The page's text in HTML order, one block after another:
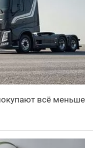
всё меньше